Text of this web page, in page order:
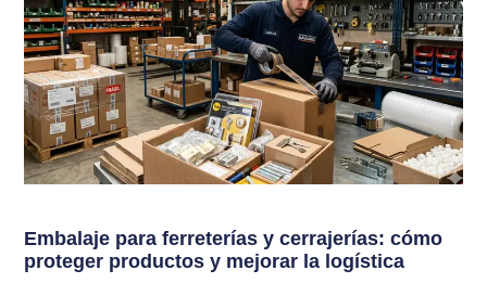
Embalaje para ferreterías y cerrajerías: cómo
proteger productos y mejorar la logística